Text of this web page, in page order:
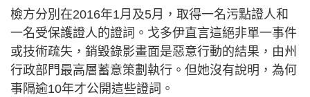
檢方分別在2016年1月及5月，取得一名污點證人和
一名受保護證人的證詞。戈多伊直言這絕非單一事件
或技術疏失，銷毀錄影畫面是惡意行動的結果，由州
行政部門最高層蓄意策劃執行。但她沒有說明，為何
事隔逾10年才公開這些證詞。